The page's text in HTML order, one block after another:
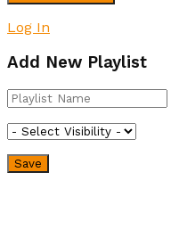
Log In
Add New Playlist